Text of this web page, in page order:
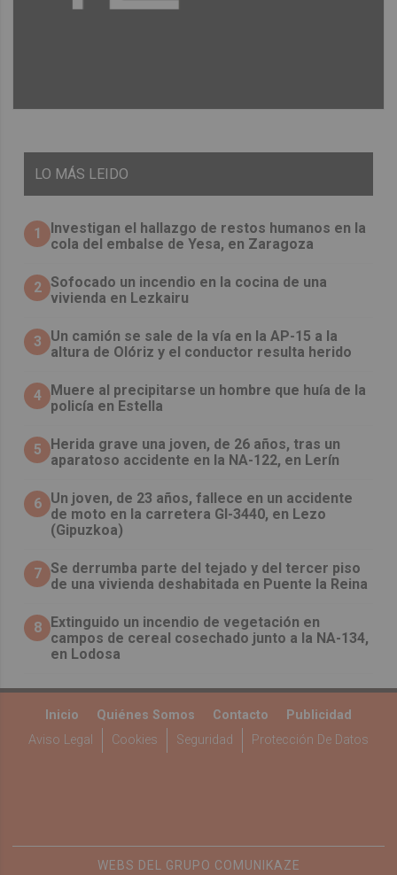
LO MÁS LEIDO
1
Investigan el hallazgo de restos humanos en la
cola del embalse de Yesa, en Zaragoza
2 Sofocado un incendio en la cocina de una
vivienda en Lezkairu
3
Un camión se sale de la vía en la AP-15 a la
altura de Olóriz y el conductor resulta herido
4 Muere al precipitarse un hombre que huía de la
policía en Estella
5
Herida grave una joven, de 26 años, tras un
aparatoso accidente en la NA-122, en Lerín
6 Un joven, de 23 años, fallece en un accidente
de moto en la carretera GI-3440, en Lezo
(Gipuzkoa)
7 Se derrumba parte del tejado y del tercer piso
de una vivienda deshabitada en Puente la Reina
8 Extinguido un incendio de vegetación en
campos de cereal cosechado junto a la NA-134,
en Lodosa
Inicio Quiénes Somos Contacto
Publicidad
Aviso Legal
Cookies Seguridad Protección De Datos
WEBS DEL GRUPO COMUNIKAZE